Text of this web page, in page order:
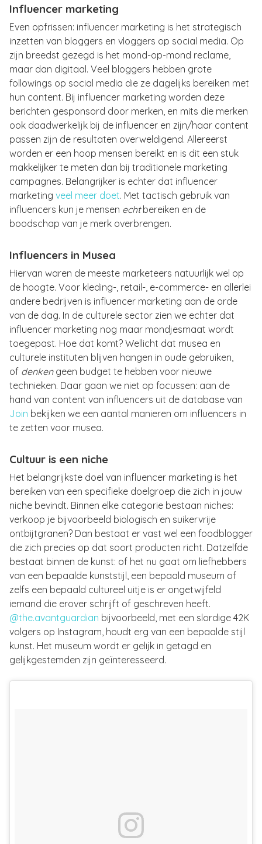
Influencer marketing
Even opfrissen: influencer marketing is het strategisch
inzetten van bloggers en vloggers op social media. Op
zijn breedst gezegd is het mond-op-mond reclame,
maar dan digitaal. Veel bloggers hebben grote
followings op social media die ze dagelijks bereiken met
hun content. Bij influencer marketing worden deze
berichten gesponsord door merken, en mits die merken
ook daadwerkelijk bij de influencer en zijn/haar content
passen zijn de resultaten overweldigend. Allereerst
worden er een hoop mensen bereikt en is dit een stuk
makkelijker te meten dan bij traditionele marketing
campagnes. Belangrijker is echter dat influencer
marketing veel meer doet. Met tactisch gebruik van
influencers kun je mensen echtbereiken en de
boodschap van je merk overbrengen.
Influencers in Musea
Hiervan waren de meeste marketeers natuurlijk wel op
de hoogte. Voor kleding-, retail-, e-commerce- en allerlei
andere bedrijven is influencer marketing aan de orde
van de dag. In de culturele sector zien we echter dat
influencer marketing nog maar mondjesmaat wordt
toegepast. Hoe dat komt? Wellicht dat musea en
culturele instituten blijven hangen in oude gebruiken,
of denkengeen budget te hebben voor nieuwe
technieken. Daar gaan we niet op focussen: aan de
hand van content van influencers uit de database van
Join bekijken we een aantal manieren om influencers in
te zetten voor musea.
Cultuur is een niche
Het belangrijkste doel van influencer marketing is het
bereiken van een specifieke doelgroep die zich in jouw
niche bevindt. Binnen elke categorie bestaan niches:
verkoop je bijvoorbeeld biologisch en suikervrije
ontbijtgranen? Dan bestaat er vast wel een foodblogger
die zich precies op dat soort producten richt. Datzelfde
bestaat binnen de kunst: of het nu gaat om liefhebbers
van een bepaalde kunststijl, een bepaald museum of
zelfs een bepaald cultureel uitje is er ongetwijfeld
iemand die erover schrijft of geschreven heeft.
@the.avantguardian bijvoorbeeld, met een slordige 42K
volgers op Instagram, houdt erg van een bepaalde stijl
kunst. Het museum wordt er gelijk in getagd en
gelijkgestemden zijn geïnteresseerd.